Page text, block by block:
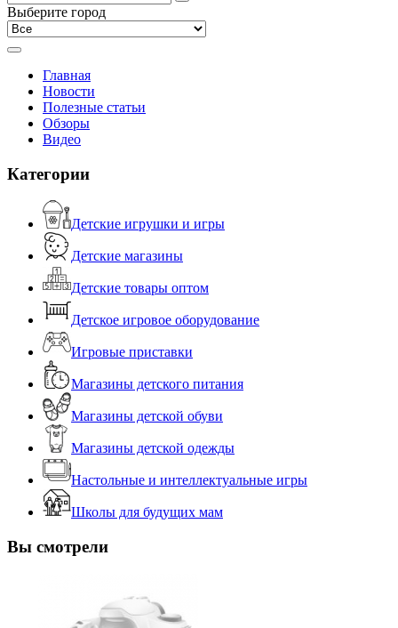
Выберите город
Главная
Новости
Полезные статьи
Обзоры
Видео
Категории
Детские игрушки и игры
Детские магазины
Детские товары оптом
Детское игровое оборудование
Игровые приставки
Магазины детского питания
Магазины детской обуви
Магазины детской одежды
Настольные и интеллектуальные игры
Школы для будущих мам
Вы смотрели